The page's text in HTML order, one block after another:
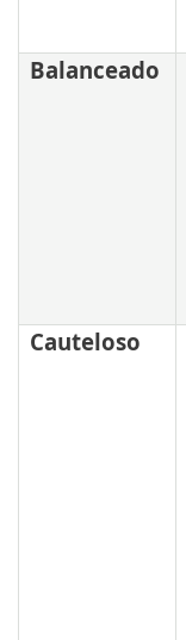
Balanceado
Cauteloso